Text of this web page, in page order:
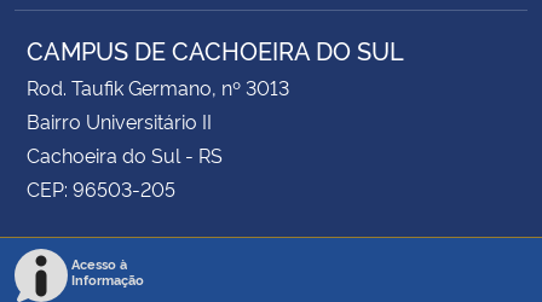
CAMPUS DE CACHOEIRA DO SUL
Rod. Taufik Germano, nº 3013
Bairro Universitário II
Cachoeira do Sul - RS
CEP: 96503-205
Acesso à
Informação